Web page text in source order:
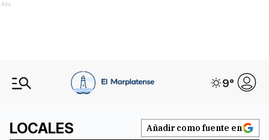
Ads
9°
LOCALES Añadir como fuente en